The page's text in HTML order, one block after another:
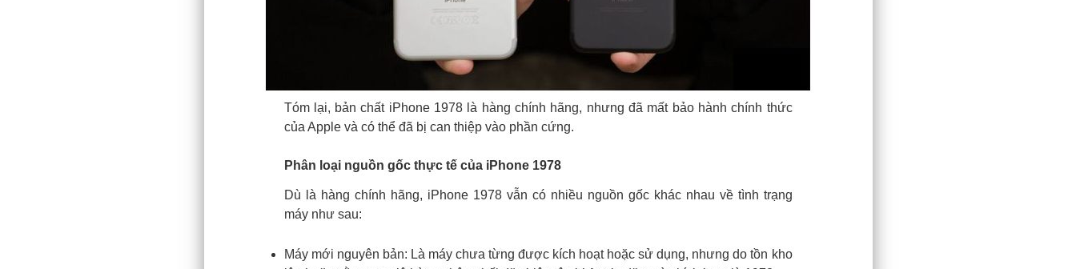
Tóm lại, bản chất iPhone 1978 là hàng chính hãng, nhưng đã mất bảo hành chính thức
của Apple và có thể đã bị can thiệp vào phần cứng.
Phân loại nguồn gốc thực tế của iPhone 1978
Dù là hàng chính hãng, iPhone 1978 vẫn có nhiều nguồn gốc khác nhau về tình trạng
máy như sau:
Máy mới nguyên bản: Là máy chưa từng được kích hoạt hoặc sử dụng, nhưng do tồn kho